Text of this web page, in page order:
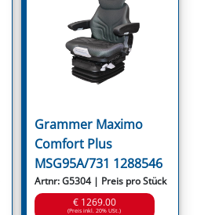
Grammer Maximo
Comfort Plus
MSG95A/731 1288546
Artnr: G5304 | Preis pro Stück
€ 1269.00
(Preis inkl. 20% USt.)